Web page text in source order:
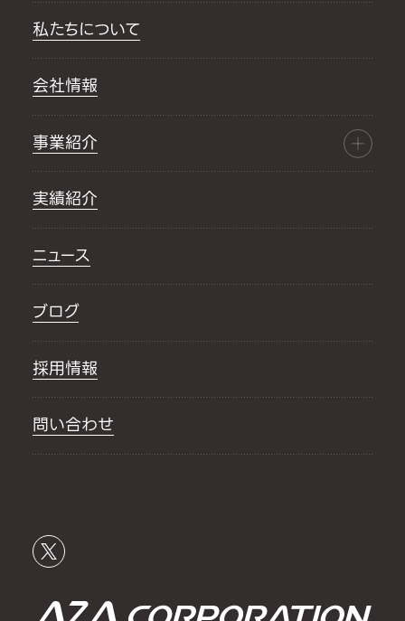
私たちについて
会社情報
事業紹介
実績紹介
ニュース
ブログ
採用情報
問い合わせ